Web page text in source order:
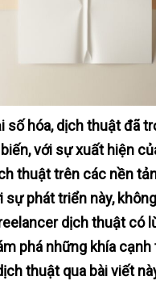
số hóa, dịch thuật đã
với sự xuất hiện
thuật trên các nền
sự phát triển này,
dịch thuật có
phá những khía
thuật qua bài viết